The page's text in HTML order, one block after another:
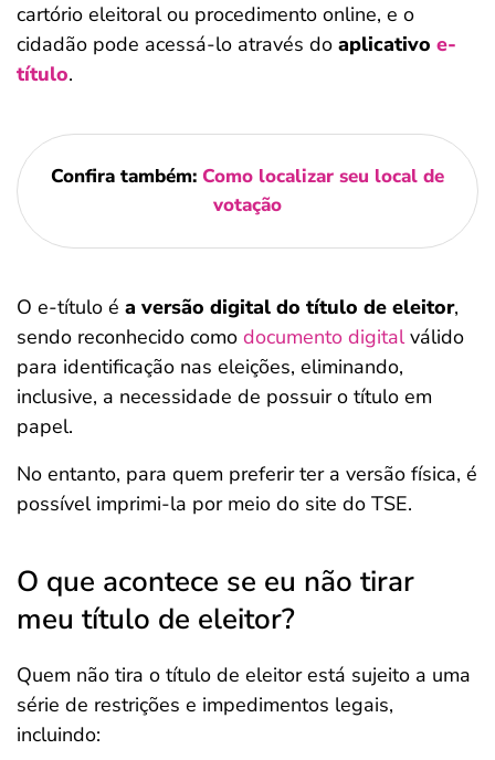
cartório eleitoral ou procedimento online, e o
cidadão pode acessá-lo através do aplicativo e-
título.
Confira também: Como localizar seu local de
votação
O e-título é a versão digital do título de eleitor,
sendo reconhecido como documento digitalválido
para identificação nas eleições, eliminando,
inclusive, a necessidade de possuir o título em
papel.
No entanto, para quem preferir ter a versão física, é
possível imprimi-la por meio do site do TSE.
O que acontece se eu não tirar
meu título de eleitor?
Quem não tira o título de eleitor está sujeito a uma
série de restrições e impedimentos legais,
incluindo: